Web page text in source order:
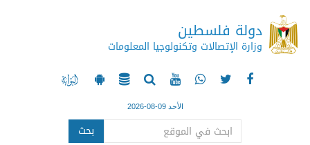
دولة فلسطين
وزارة الإتصالات وتكنولوجيا المعلومات
الأحد 09-08-2026
بحث